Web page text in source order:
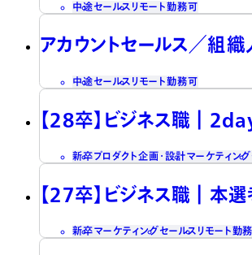
中途セールス リモート勤務可
アカウントセールス／組織
中途セールス リモート勤務可
【28卒】ビジネス職
新卒プロダクト企画・設計マーケティング
【27卒】ビジネス職┃本選
新卒マーケティング セールス リモート勤